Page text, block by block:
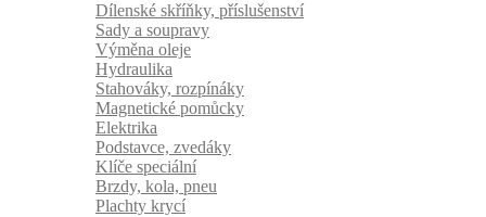
Dílenské skříňky, příslušenství
Sady a soupravy
Výměna oleje
Hydraulika
Stahováky, rozpínáky
Magnetické pomůcky
Elektrika
Podstavce, zvedáky
Klíče speciální
Brzdy, kola, pneu
Plachty krycí